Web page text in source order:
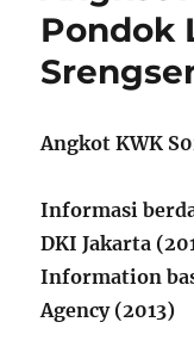
Pondok
Angkot KWK
Informasi
DKI Jakarta
Information
Agency (2013)